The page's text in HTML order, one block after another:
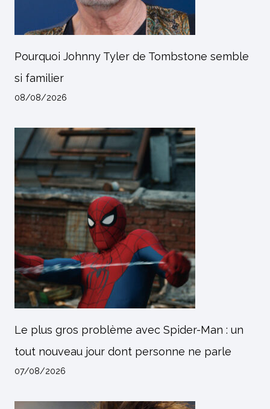
Pourquoi Johnny Tyler de Tombstone semble
si familier
08/08/2026
Le plus gros problème avec Spider-Man : un
tout nouveau jour dont personne ne parle
07/08/2026